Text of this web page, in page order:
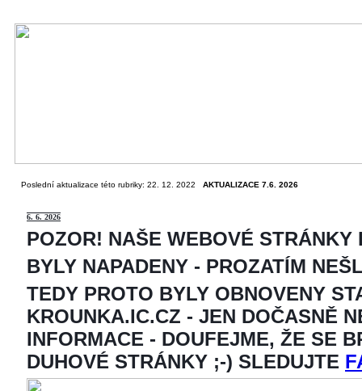
Poslední aktualizace této rubriky: 22. 12. 2022 AKTUALIZACE 7.6. 2026
6. 6. 2026
POZOR! NAŠE WEBOVÉ STRÁNKY
BYLY NAPADENY - PROZATÍM
TEDY PROTO BYLY OBNOVENY
KROUNKA.IC.CZ - JEN DOČASNĚ
INFORMACE - DOUFEJME, ŽE SE
DUHOVÉ STRÁNKY ;-) SLEDUJTE